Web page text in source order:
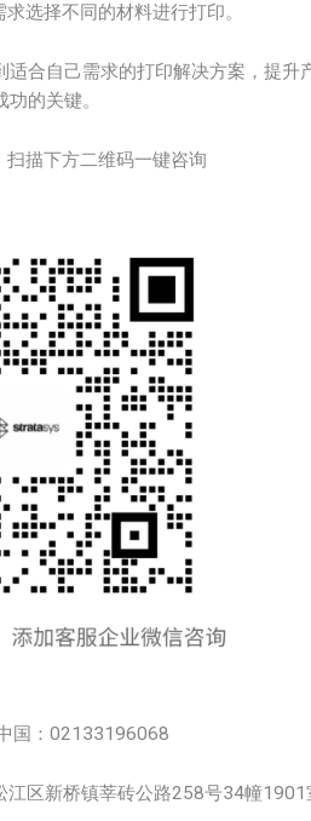
选择不同的材料进行打印。
合自己需求的打印解决方案，提升
的关键。
扫描下方二维码一键咨询
国：02133196068
江区新桥镇莘砖公路258号34幢1901